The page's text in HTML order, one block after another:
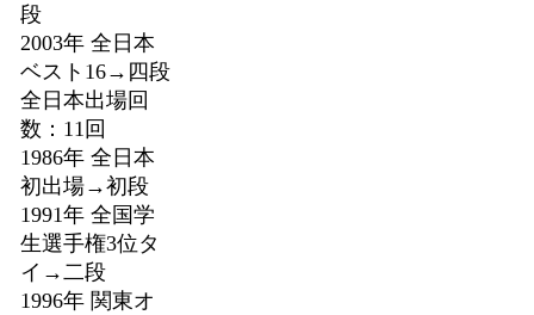
段
2003年 全日本
ベスト16→四段
全日本出場回
数：11回
1986年 全日本
初出場→初段
1991年 全国学
生選手権3位タ
イ→二段
1996年 関東オ